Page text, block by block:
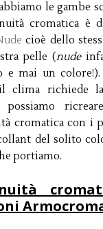
le gambe
cromatica è
cioè dello
pelle (nude
e mai un colore!).
clima richiede
possiamo
cromatica con i
del solito
portiamo.